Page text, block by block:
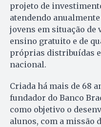
projeto de
atendendo
jovens em situação
ensino gratuito e de
próprias distribuídas
nacional.
Criada há mais de 68
fundador do Banco
como objetivo o
alunos, com a missão